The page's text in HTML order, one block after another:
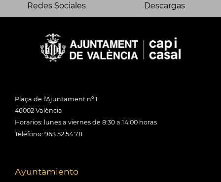
Redes Sociales Descargas
Plaça de l'Ajuntament nº 1
46002 València
Horarios: lunes a viernes de 8:30 a 14:00 horas
Teléfono: 963 52 54 78
Ayuntamiento